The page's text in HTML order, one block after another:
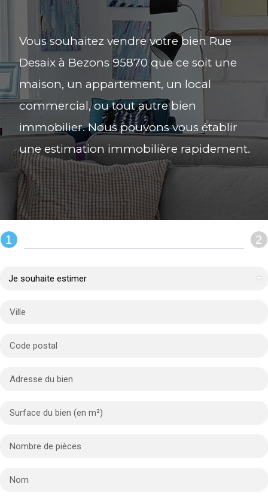
Vous souhaitez vendre votre bien Rue
Desaix à Bezons 95870 que ce soit une
maison, un appartement, un local
commercial, ou tout autre bien
immobilier. Nous pouvons vous établir
une estimation immobilière rapidement.
REMPLIR LE FORMULAIRE :
1 2